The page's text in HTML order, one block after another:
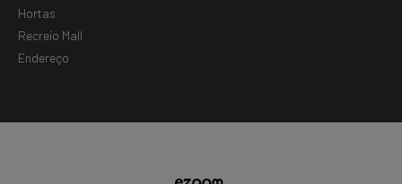
Hortas
Recreio Mall
Endereço